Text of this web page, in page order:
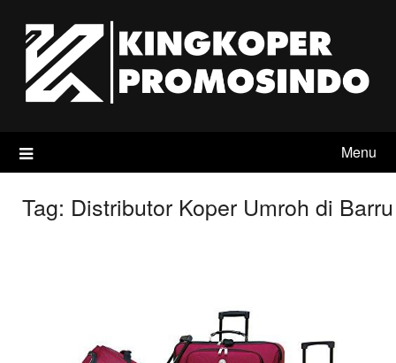
content
Menu
Tag: Distributor Koper Umroh di Barru